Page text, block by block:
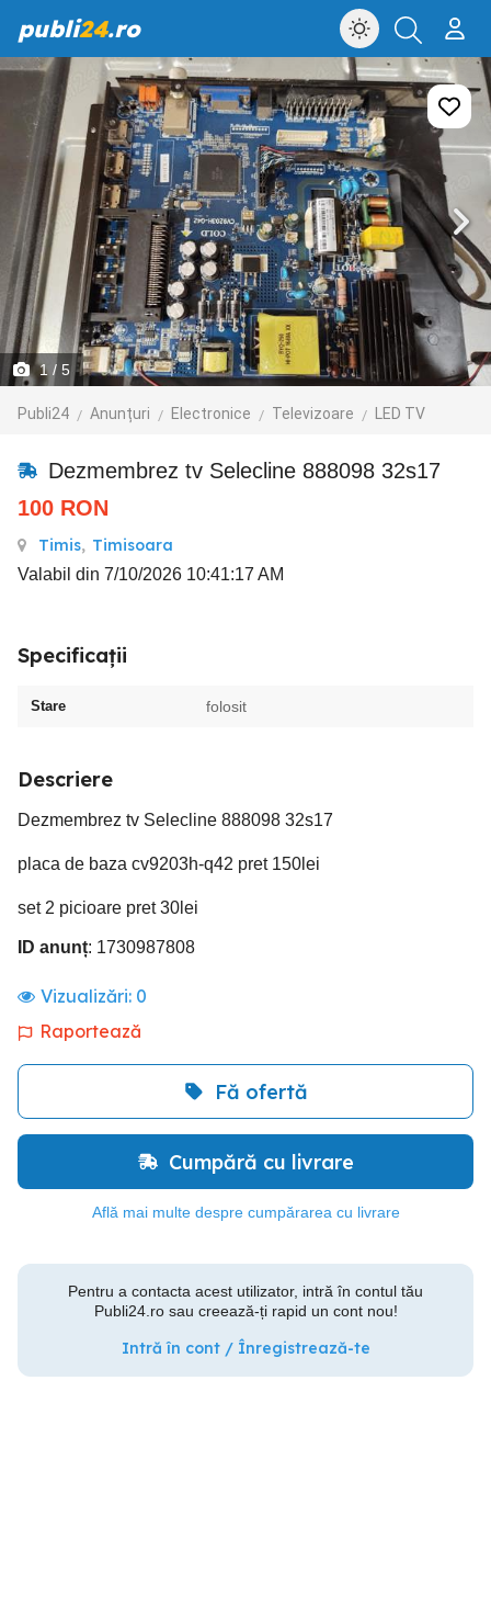
publi24.ro
1 / 5
Publi24 Anunțuri Electronice Televizoare LED TV
Dezmembrez tv Selecline 888098 32s17
100 RON
Timis, Timisoara
Valabil din 7/10/2026 10:41:17 AM
Specificații
Stare folosit
Descriere
Dezmembrez tv Selecline 888098 32s17
placa de baza cv9203h-q42 pret 150lei
set 2 picioare pret 30lei
ID anunț: 1730987808
Vizualizări: 0
Raportează
Fă ofertă
Cumpără cu livrare
Află mai multe despre cumpărarea cu livrare
Pentru a contacta acest utilizator, intră în contul tău
Publi24.ro sau creează-ți rapid un cont nou!
Intră în cont / Înregistrează-te